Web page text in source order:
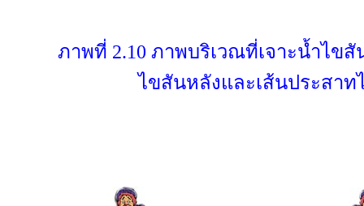
ภาพที่ 2.10 ภาพบริเวณที่เจาะน้ำไขสั
ไขสันหลังและเส้นประสาทไข